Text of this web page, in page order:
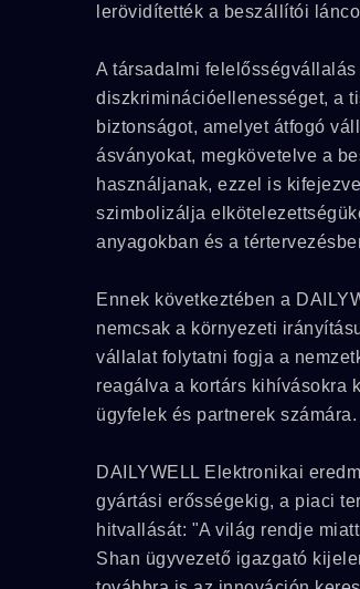
lerövidítették a beszállítói
A társadalmi
diszkriminációellenességet, a
biztonságot, amelyet átfogó
ásványokat, megkövetelve a
használjanak, ezzel is
szimbolizálja
anyagokban és a
Ennek következtében a
nemcsak a környezeti
vállalat folytatni fogja a
reagálva a kortárs kihívásokra
ügyfelek és partnerek számára.
DAILYWELL Elektronikai
gyártási erősségekig, a piaci
hitvallását: "A világ rendje
Shan ügyvezető igazgató
7M Sorozat